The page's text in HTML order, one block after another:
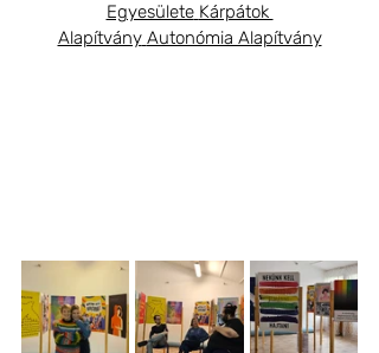
Egyesülete Kárpátok
Alapítvány Autonómia Alapítvány